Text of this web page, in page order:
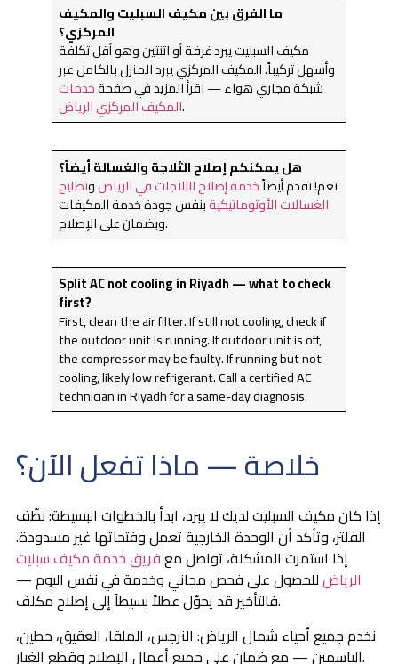
ما الفرق بين مكيف السبليت والمكيف
المركزي؟
مكيف السبليت يبرد غرفة أو اثنتين وهو أقل تكلفة
وأسهل تركيباً. المكيف المركزي يبرد المنزل بالكامل عبر
شبكة مجاري هواء — اقرأ المزيد في صفحةخدمات
المكيف المركزي الرياض.
هل يمكنكم إصلاح الثلاجة والغسالة أيضاً؟
نعم! نقدم أيضاًخدمة إصلاح الثلاجات في الرياضوتصليح
الغسالات الأوتوماتيكيةبنفس جودة خدمة المكيفات
وبضمان على الإصلاح.
Split AC not cooling in Riyadh — what to check
first?
First, clean the air filter. If still not cooling, check if
the outdoor unit is running. If outdoor unit is off,
the compressor may be faulty. If running but not
cooling, likely low refrigerant. Call a certified AC
technician in Riyadh for a same-day diagnosis.
خلاصة — ماذا تفعل الآن؟
إذا كان مكيف السبليت لديك لا يبرد، ابدأ بالخطوات البسيطة: نظّف
الفلتر، وتأكد أن الوحدة الخارجية تعمل وفتحاتها غير مسدودة.
إذا استمرت المشكلة، تواصل معفريق خدمة مكيف سبليت
الرياضللحصول على فحص مجاني وخدمة في نفس اليوم —
فالتأخير قد يحوّل عطلاً بسيطاً إلى إصلاح مكلف.
نخدم جميع أحياء شمال الرياض: النرجس، الملقا، العقيق، حطين،
الياسمين — مع ضمان على جميع أعمال الإصلاح وقطع الغيار.